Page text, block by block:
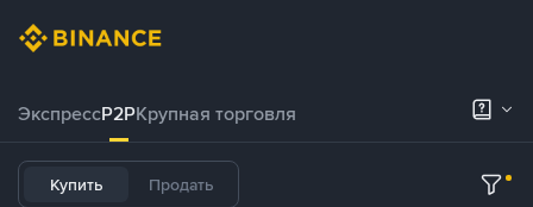
ЭкспрессP2PКрупная торговля
Купить Продать